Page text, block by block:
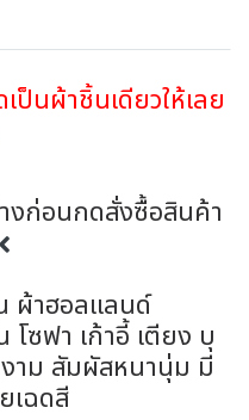
ป็นผ้าชิ้นเดียวให้เลย
งก่อนกดสั่งซื้อสินค้า
ผ้าฮอลแลนด์
ซฟา เก้าอี้ เตียง บุ
าม สัมผัสหนานุ่ม มี
เฉดสี